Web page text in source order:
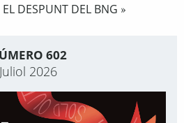
DESPUNT DEL BNG »
602
Juliol 2026